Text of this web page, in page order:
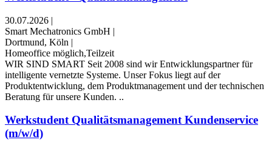
30.07.2026 |
Smart Mechatronics GmbH |
Dortmund, Köln |
Homeoffice möglich,Teilzeit
WIR SIND SMART Seit 2008 sind wir Entwicklungspartner für
intelligente vernetzte Systeme. Unser Fokus liegt auf der
Produktentwicklung, dem Produktmanagement und der technischen
Beratung für unsere Kunden. ..
Werkstudent Qualitätsmanagement Kundenservice
(m/w/d)